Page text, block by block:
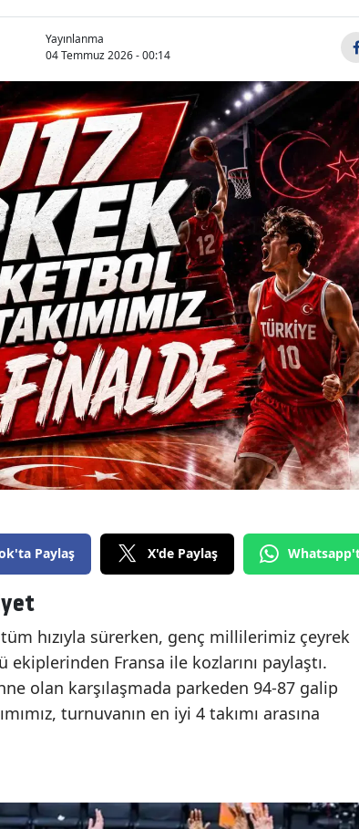
Yayınlanma
04 Temmuz 2026 - 00:14
Paylaş X'de Paylaş
hızıyla sürerken, genç millilerimiz çeyrek
Fransa ile kozlarını paylaştı.
olan karşılaşmada parkeden 94-87 galip
turnuvanın en iyi 4 takımı arasına